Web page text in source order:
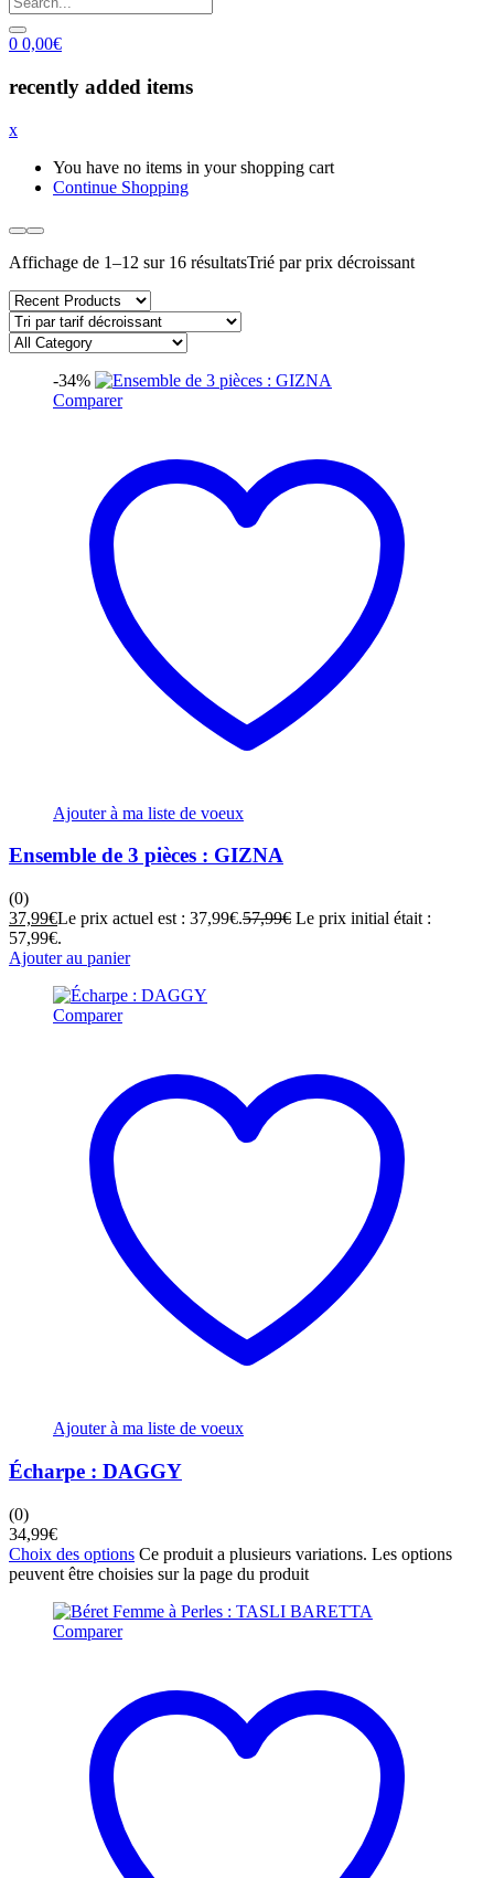
0 0,00€
recently added items
x
You have no items in your shopping cart
Continue Shopping
Affichage de 1–12 sur 16 résultatsTrié par prix décroissant
-34%
Comparer
Ajouter à ma liste de voeux
Ensemble de 3 pièces : GIZNA
(0)
37,99€Le prix actuel est : 37,99€.57,99€ Le prix initial était :
57,99€.
Ajouter au panier
Comparer
Ajouter à ma liste de voeux
Écharpe : DAGGY
(0)
34,99€
Choix des options Ce produit a plusieurs variations. Les options
peuvent être choisies sur la page du produit
Comparer